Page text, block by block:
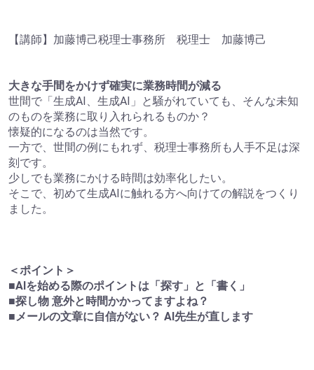
【講師】加藤博己税理士事務所 税理士 加藤博己
大きな手間をかけず確実に業務時間が減る
世間で「生成AI、生成AI」と騒がれていても、そんな未知
のものを業務に取り入れられるものか？
懐疑的になるのは当然です。
一方で、世間の例にもれず、税理士事務所も人手不足は深
刻です。
少しでも業務にかける時間は効率化したい。
そこで、初めて生成AIに触れる方へ向けての解説をつくり
ました。
＜ポイント＞
■AIを始める際のポイントは「探す」と「書く」
■探し物 意外と時間かかってますよね？
■メールの文章に自信がない？ AI先生が直します